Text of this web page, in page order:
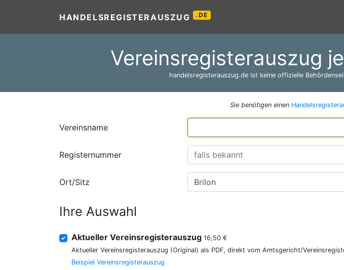
HANDELSREGISTERAUSZUG .DE
Vereinsregisterauszug
handelsregisterauszug.de ist keine offizielle
Sie benötigen einen
Vereinsname
Registernummer
Ort/Sitz
Ihre Auswahl
Aktueller Vereinsregisterauszug 16,50 €
Aktueller Vereinsregisterauszug (Original) als PDF, direkt vom Amtsgericht/
Beispiel Vereinsregisterauszug